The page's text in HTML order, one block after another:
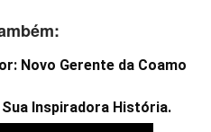
Novo Gerente da Coamo
Inspiradora História.